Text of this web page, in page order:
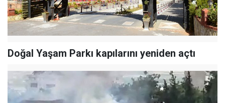
Doğal Yaşam Parkı kapılarını yeniden açtı